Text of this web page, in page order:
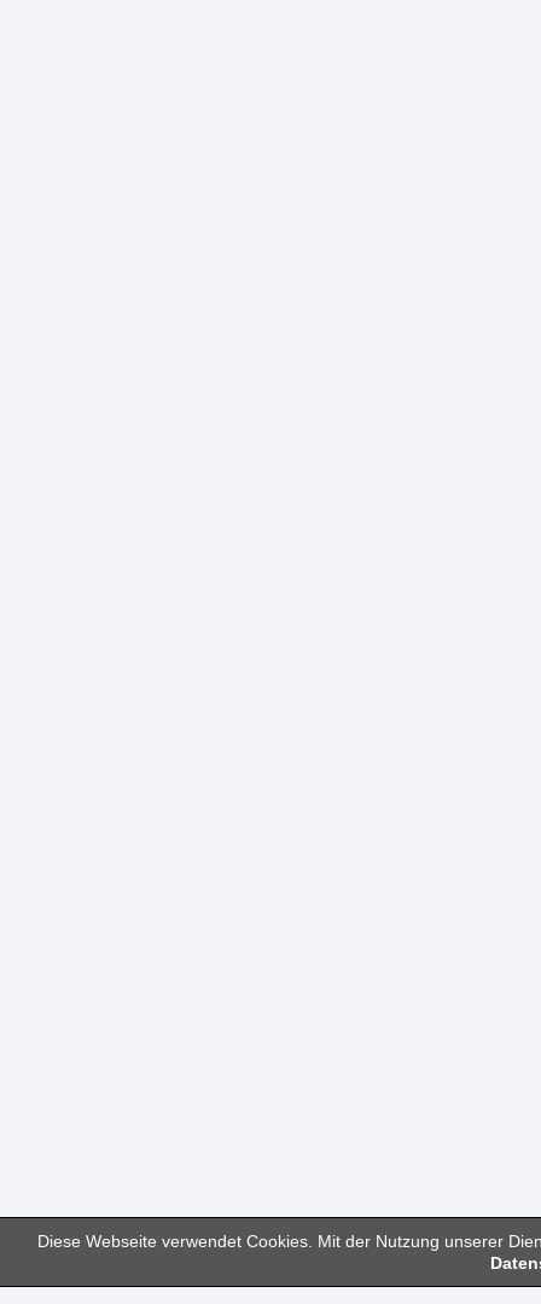
Diese Webseite verwendet Cookies. Mit der Nutzung unserer